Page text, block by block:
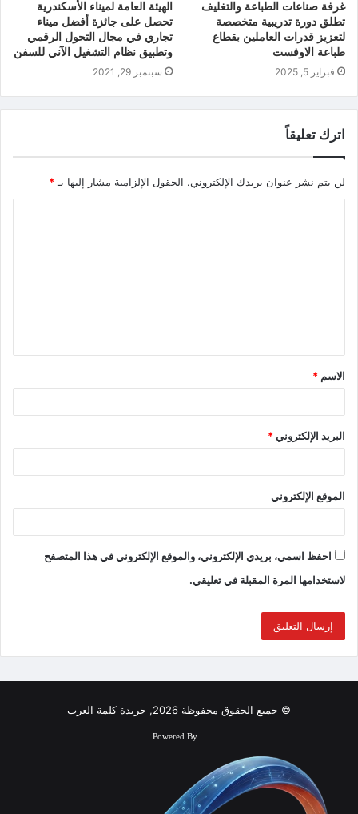
غرفة صناعات الطباعة والتغليف
تطلق دورة تدريبية متخصصة
لتعزيز قدرات العاملين بقطاع
طباعة الاوفست
فبراير 5, 2025
الهيئة العامة لميناء الأسكندرية
تحصل على جائزة أفضل ميناء
تجاري في مجال التحول الرقمي
وتطبيق نظام التشغيل الآني للسفن
سبتمبر 29, 2021
اترك تعليقاً
لن يتم نشر عنوان بريدك الإلكتروني. الحقول الإلزامية مشار إليها بـ *
الاسم *
البريد الإلكتروني*
الموقع الإلكتروني
احفظ اسمي، بريدي الإلكتروني، والموقع الإلكتروني في هذا المتصفح
لاستخدامها المرة المقبلة في تعليقي.
© جميع الحقوق محفوظة 2026, جريدة كلمة العرب